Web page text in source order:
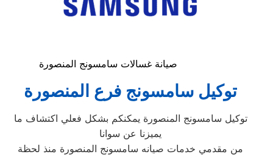
صيانة غسالات سامسونج المنصورة
توكيل سامسونج فرع المنصورة
توكيل سامسونج المنصورة يمكنكم بشكل فعلي اكتشاف ما
يميزنا عن سوانا
من مقدمي خدمات صيانه سامسونج المنصورة منذ لحظة